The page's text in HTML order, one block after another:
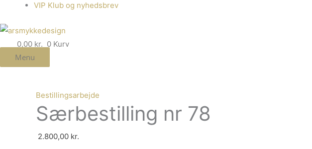
VIP Klub og nyhedsbrev
0,00 kr. 0 Kurv
Menu
Bestillingsarbejde
Særbestilling nr 78
2.800,00 kr.